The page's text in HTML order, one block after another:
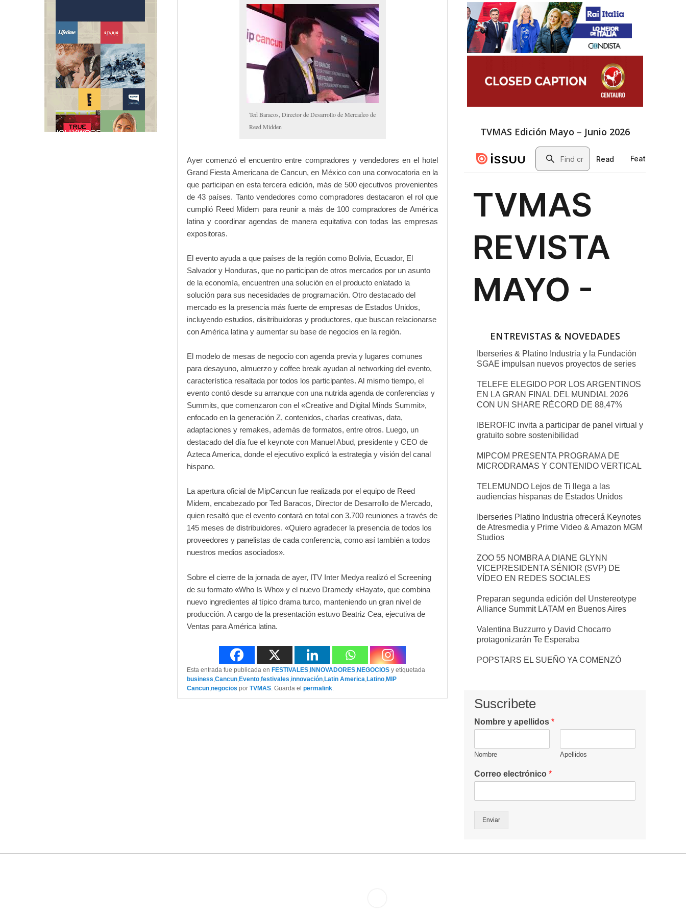
Ted Baracos, Director de Desarrollo de Mercadeo de
Reed Midden
Ayer comenzó el encuentro entre compradores y vendedores en el hotel
Grand Fiesta Americana de Cancun, en México con una convocatoria en la
que participan en esta tercera edición, más de 500 ejecutivos provenientes
de 43 países. Tanto vendedores como compradores destacaron el rol que
cumplió Reed Midem para reunir a más de 100 compradores de América
latina y coordinar agendas de manera equitativa con todas las empresas
expositoras.
El evento ayuda a que países de la región como Bolivia, Ecuador, El
Salvador y Honduras, que no participan de otros mercados por un asunto
de la economía, encuentren una solución en el producto enlatado la
solución para sus necesidades de programación. Otro destacado del
mercado es la presencia más fuerte de empresas de Estados Unidos,
incluyendo estudios, disitribuidoras y productores, que buscan relacionarse
con América latina y aumentar su base de negocios en la región.
El modelo de mesas de negocio con agenda previa y lugares comunes
para desayuno, almuerzo y coffee break ayudan al networking del evento,
característica resaltada por todos los participantes. Al mismo tiempo, el
evento contó desde su arranque con una nutrida agenda de conferencias y
Summits, que comenzaron con el «Creative and Digital Minds Summit»,
enfocado en la generación Z, contenidos, charlas creativas, data,
adaptaciones y remakes, además de formatos, entre otros. Luego, un
destacado del día fue el keynote con Manuel Abud, presidente y CEO de
Azteca America, donde el ejecutivo explicó la estrategia y visión del canal
hispano.
La apertura oficial de MipCancun fue realizada por el equipo de Reed
Midem, encabezado por Ted Baracos, Director de Desarrollo de Mercado,
quien resaltó que el evento contará en total con 3.700 reuniones a través de
145 meses de distribuidores. «Quiero agradecer la presencia de todos los
proveedores y panelistas de cada conferencia, como así también a todos
nuestros medios asociados».
Sobre el cierre de la jornada de ayer, ITV Inter Medya realizó el Screening
de su formato «Who Is Who» y el nuevo Dramedy «Hayat», que combina
nuevo ingredientes al típico drama turco, manteniendo un gran nivel de
producción. A cargo de la presentación estuvo Beatriz Cea, ejecutiva de
Ventas para América latina.
Esta entrada fue publicada en FESTIVALES, INNOVADORES,NEGOCIOS y etiquetada
business,Cancun,Evento,festivales,innovación,Latin America,Latino,MIP
Cancun,negocios por TVMAS. Guarda el permalink.
TVMAS Edición Mayo – Junio 2026
ENTREVISTAS & NOVEDADES
Iberseries & Platino Industria y la Fundación
SGAE impulsan nuevos proyectos de series
TELEFE ELEGIDO POR LOS ARGENTINOS
EN LA GRAN FINAL DEL MUNDIAL 2026
CON UN SHARE RÉCORD DE 88,47%
IBEROFIC invita a participar de panel virtual y
gratuito sobre sostenibilidad
MIPCOM PRESENTA PROGRAMA DE
MICRODRAMAS Y CONTENIDO VERTICAL
TELEMUNDO Lejos de Ti llega a las
audiencias hispanas de Estados Unidos
Iberseries Platino Industria ofrecerá Keynotes
de Atresmedia y Prime Video & Amazon MGM
Studios
ZOO 55 NOMBRA A DIANE GLYNN
VICEPRESIDENTA SÉNIOR (SVP) DE
VÍDEO EN REDES SOCIALES
Preparan segunda edición del Unstereotype
Alliance Summit LATAM en Buenos Aires
Valentina Buzzurro y David Chocarro
protagonizarán Te Esperaba
POPSTARS EL SUEÑO YA COMENZÓ
Suscribete
Nombre y apellidos *
Nombre Apellidos
Correo electrónico *
Enviar